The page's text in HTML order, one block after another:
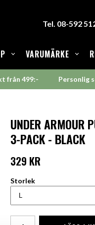
Tel. 08-592
VARUMÄRKE
från 499:- Personlig
UNDER ARMOUR
3-PACK - BLACK
329 KR
Storlek